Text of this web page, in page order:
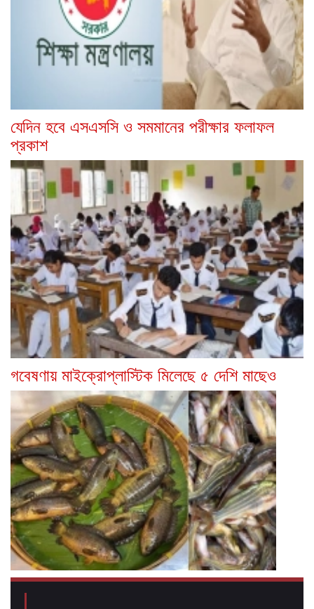
যেদিন হবে এসএসসি ও সমমানের পরীক্ষার ফলাফল
প্রকাশ
গবেষণায় মাইক্রোপ্লাস্টিক মিলেছে ৫ দেশি মাছেও